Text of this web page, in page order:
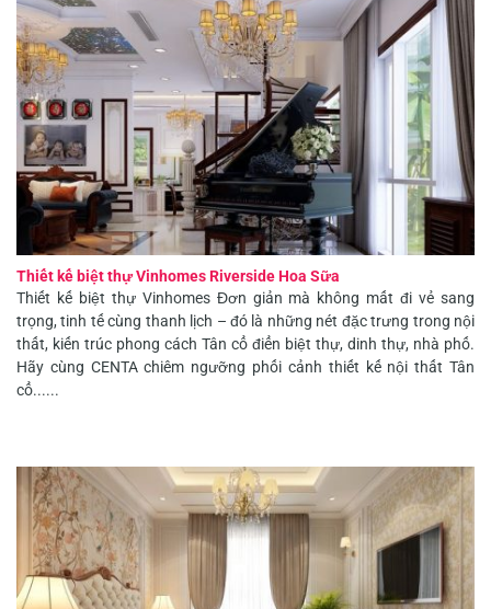
Thiết kế biệt thự Vinhomes Riverside Hoa Sữa
Thiết kế biệt thự Vinhomes Đơn giản mà không mất đi vẻ sang
trọng, tinh tế cùng thanh lịch – đó là những nét đặc trưng trong nội
thất, kiến trúc phong cách Tân cổ điển biệt thự, dinh thự, nhà phố.
Hãy cùng CENTA chiêm ngưỡng phối cảnh thiết kế nội thất Tân
cổ......